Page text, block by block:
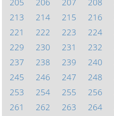
213
214 215 216
221
222 223 224
229
230 231 232
237
238 239 240
245
246 247 248
253
254 255 256
261
262 263 264